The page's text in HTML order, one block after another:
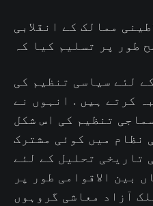
ممالک کے انقلابی
طور پر تسلیم کیا کہ
لئے سیاسی تنظیم کی
کرتے ہیں . انہوں نے
تنظیم کی اس شکل
نظام میں کوئی مشترک
تاریخی تحلیل کے لئے
بین الاقوامی طور پر
آزاد معاشی گروہوں